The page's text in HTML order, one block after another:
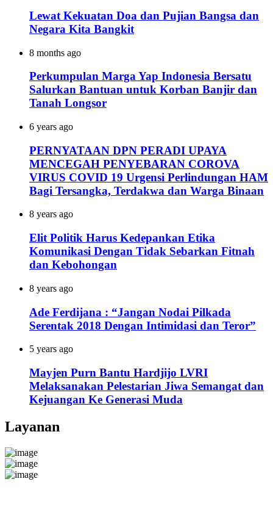
Lewat Kekuatan Doa dan Pujian Bangsa dan
Negara Kita Bangkit
8 months ago
Perkumpulan Marga Yap Indonesia Bersatu
Salurkan Bantuan untuk Korban Banjir dan
Tanah Longsor
6 years ago
PERNYATAAN DPN PERADI UPAYA
MENCEGAH PENYEBARAN COROVA
VIRUS COVID 19 Urgensi Perlindungan HAM
Bagi Tersangka, Terdakwa dan Warga Binaan
8 years ago
Elit Politik Harus Kedepankan Etika
Komunikasi Dengan Tidak Sebarkan Fitnah
dan Kebohongan
8 years ago
Ade Ferdijana : “Jangan Nodai Pilkada
Serentak 2018 Dengan Intimidasi dan Teror”
5 years ago
Mayjen Purn Bantu Hardjijo LVRI
Melaksanakan Pelestarian Jiwa Semangat dan
Kejuangan Ke Generasi Muda
Layanan